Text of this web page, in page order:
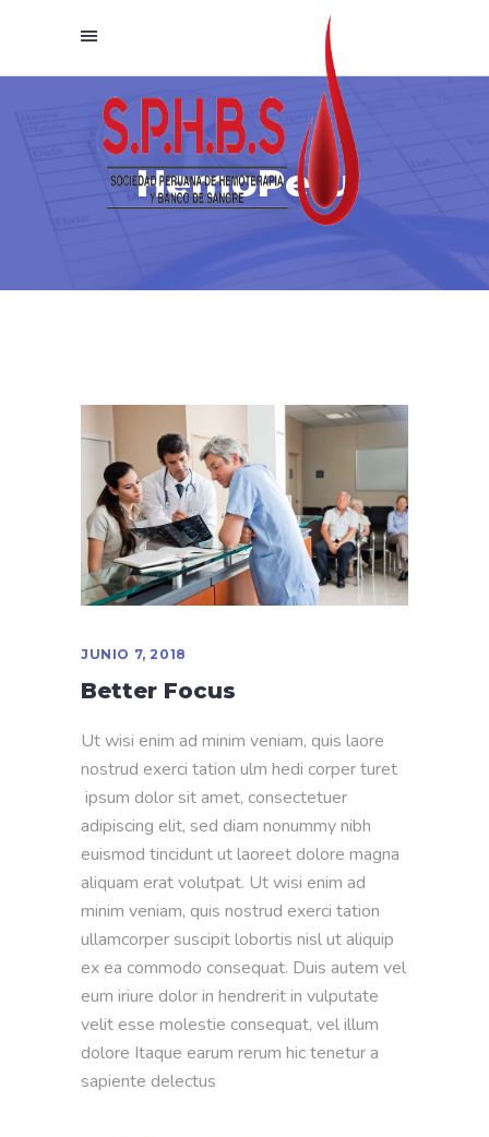
HemoPeru
JUNIO 7, 2018
Better Focus
Ut wisi enim ad minim veniam, quis laore
nostrud exerci tation ulm hedi corper turet
ipsum dolor sit amet, consectetuer
adipiscing elit, sed diam nonummy nibh
euismod tincidunt ut laoreet dolore magna
aliquam erat volutpat. Ut wisi enim ad
minim veniam, quis nostrud exerci tation
ullamcorper suscipit lobortis nisl ut aliquip
ex ea commodo consequat. Duis autem vel
eum iriure dolor in hendrerit in vulputate
velit esse molestie consequat, vel illum
dolore Itaque earum rerum hic tenetur a
sapiente delectus